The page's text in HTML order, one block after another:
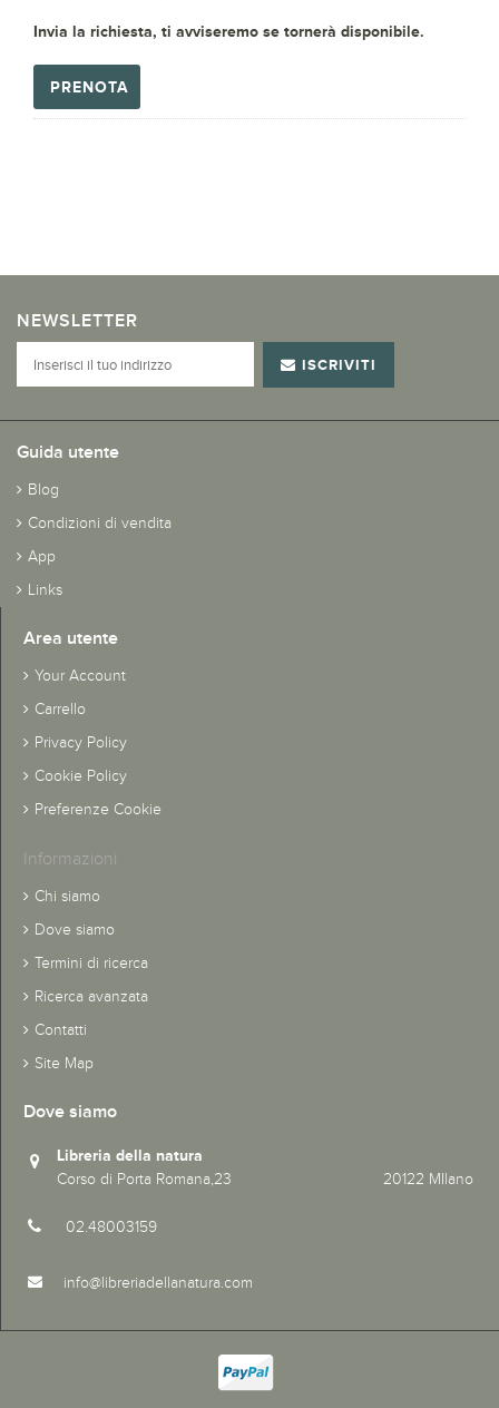
Invia la richiesta, ti avviseremo se tornerà disponibile.
PRENOTA
NEWSLETTER
ISCRIVITI
Guida utente
Blog
Condizioni di vendita
App
Links
Area utente
Your Account
Carrello
Privacy Policy
Cookie Policy
Preferenze Cookie
Informazioni
Chi siamo
Dove siamo
Termini di ricerca
Ricerca avanzata
Contatti
Site Map
Dove siamo
Libreria della natura
Corso di Porta Romana,23 20122 MIlano
02.48003159
info@libreriadellanatura.com